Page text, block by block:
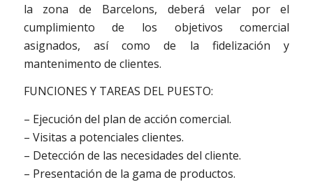
la zona de Barcelons, deberá velar por el
cumplimiento de los objetivos comercial
asignados, así como de la fidelización y
mantenimento de clientes.
FUNCIONES Y TAREAS DEL PUESTO:
– Ejecución del plan de acción comercial.
– Visitas a potenciales clientes.
– Detección de las necesidades del cliente.
– Presentación de la gama de productos.